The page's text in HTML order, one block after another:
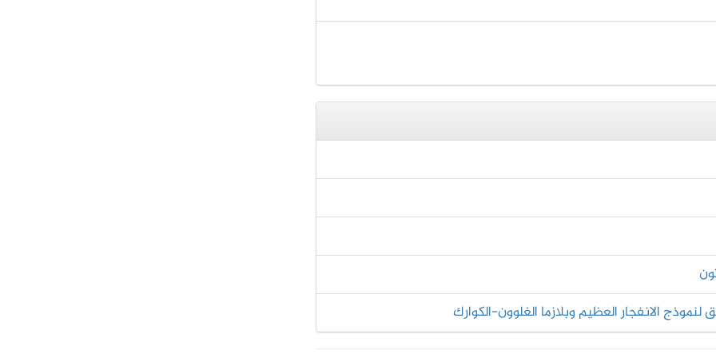
الانفجار العظيم وبلازما الغلوون-الكوارك